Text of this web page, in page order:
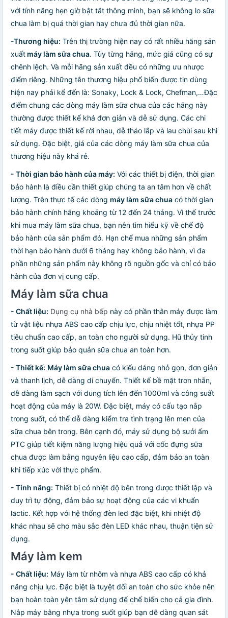
với tính năng hẹn giờ bật tắt thông minh, bạn sẽ không lo sữa
chua làm bị quá thời gian hay chưa đủ thời gian nữa.
-Thương hiệu: Trên thị trường hiện nay có rất nhiều hãng sản
xuất máy làm sữa chua. Tùy từng hãng, mức giá cũng có sự
chênh lệch. Và mỗi hãng sản xuất đều có những ưu nhược
điểm riêng. Những tên thương hiệu phổ biến được tin dùng
hiện nay phải kể đến là: Sonaky, Lock & Lock, Chefman,…Đặc
điểm chung các dòng máy làm sữa chua của các hãng này
thường được thiết kế khá đơn giản và dễ sử dụng. Các chi
tiết máy được thiết kế rời nhau, dễ tháo lắp và lau chùi sau khi
sử dụng. Đặc biệt, giá của các dòng máy làm sữa chua của
thương hiệu này khá rẻ.
- Thời gian bảo hành của máy: Với các thiết bị điện, thời gian
bảo hành là điều cần thiết giúp chúng ta an tâm hơn về chất
lượng. Trên thực tế các dòng máy làm sữa chua có thời gian
bảo hành chính hãng khoảng từ 12 đến 24 tháng. Vì thế trước
khi mua máy làm sữa chua, bạn nên tìm hiểu kỹ về chế độ
bảo hành của sản phẩm đó. Hạn chế mua những sản phẩm
thời hạn bảo hành dưới 6 tháng hay không bảo hành, vì đa
phần những sản phẩm này không rõ nguồn gốc và chỉ có bảo
hành của đơn vị cung cấp.
Máy làm sữa chua
- Chất liệu: Dụng cụ nhà bếp này có phần thân máy được làm
từ vật liệu nhựa ABS cao cấp chịu lực, chịu nhiệt tốt, nhựa PP
tiêu chuẩn cao cấp, an toàn cho người sử dụng. Hũ thủy tinh
trong suốt giúp bảo quản sữa chua an toàn hơn.
- Thiết kế: Máy làm sữa chua có kiểu dáng nhỏ gọn, đơn giản
và thanh lịch, dễ dàng di chuyển. Thiết kế bề mặt trơn nhẵn,
dễ dàng làm sạch với dung tích lên đến 1000ml và công suất
hoạt động của máy là 20W. Đặc biệt, máy có cấu tạo nắp
trong suốt, có thể dễ dàng kiểm tra tình trạng lên men của
sữa chua bên trong. Bên cạnh đó, máy sử dụng bộ sưởi ấm
PTC giúp tiết kiệm năng lượng hiệu quả với cốc đựng sữa
chua được làm bằng nguyên liệu cao cấp, đảm bảo an toàn
khi tiếp xúc với thực phẩm.
- Tính năng: Thiết bị có nhiệt độ bên trong được thiết lập và
duy trì tự động, đảm bảo sự hoạt động của các vi khuẩn
lactic. Kết hợp với hệ thống đèn led đặc biệt, khi nhiệt độ
khác nhau sẽ cho màu sắc đèn LED khác nhau, thuận tiện sử
dụng.
Máy làm kem
- Chất liệu: Máy làm từ nhôm và nhựa ABS cao cấp có khả
năng chịu lực. Đặc biệt là tuyệt đối an toàn cho sức khỏe nên
bạn hoàn toàn yên tâm sử dụng để chế biến cho cả gia đình.
Nắp máy bằng nhựa trong suốt giúp bạn dễ dàng quan sát